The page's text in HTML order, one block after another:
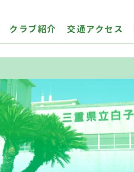
クラブ紹介 交通アクセス